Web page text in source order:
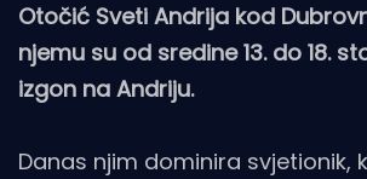
Otočić Sveti Andrija kod
njemu su od sredine 13. do 18.
izgon na Andriju.
Danas njim dominira svjetionik,